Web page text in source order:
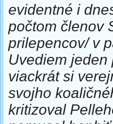
evidentné i
počtom členov
prilepencov/ v
Uvediem jeden
viackrát si
svojho
kritizoval